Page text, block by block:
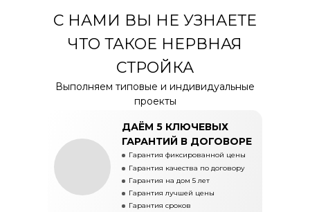
С НАМИ ВЫ НЕ УЗНАЕТЕ
ЧТО ТАКОЕ НЕРВНАЯ
СТРОЙКА
Выполняем типовые и индивидуальные
проекты
ДАЁМ 5 КЛЮЧЕВЫХ
ГАРАНТИЙ В ДОГОВОРЕ
Гарантия фиксированной цены
Гарантия качества по договору
Гарантия на дом 5 лет
Гарантия лучшей цены
Гарантия сроков